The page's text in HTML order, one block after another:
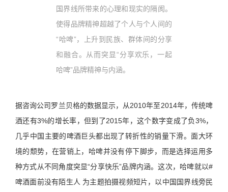
国界线所带来的心理和现实的隔阂。
使得品牌精神超越了个人与个人间的
“哈啤”，上升到民族、群体间的分享
和融合。从而突显“分享欢乐，一起
哈啤”品牌精神与内涵。
据咨询公司罗兰贝格的数据显示，从2010年至2014年，传统啤
酒还有3%的增长率，但到了2015年，这个数字变成了负3%，
几乎中国主要的啤酒巨头都出现了转折性的销量下滑。面大环
境的颓势，在营销上，哈啤并没有停下脚步，而是选择运用多
种方式从不同角度突显“分享快乐”品牌内涵。这次，哈啤就以#
啤酒面前没有陌生人 为主题拍摄视频短片，以中国国界线旁民